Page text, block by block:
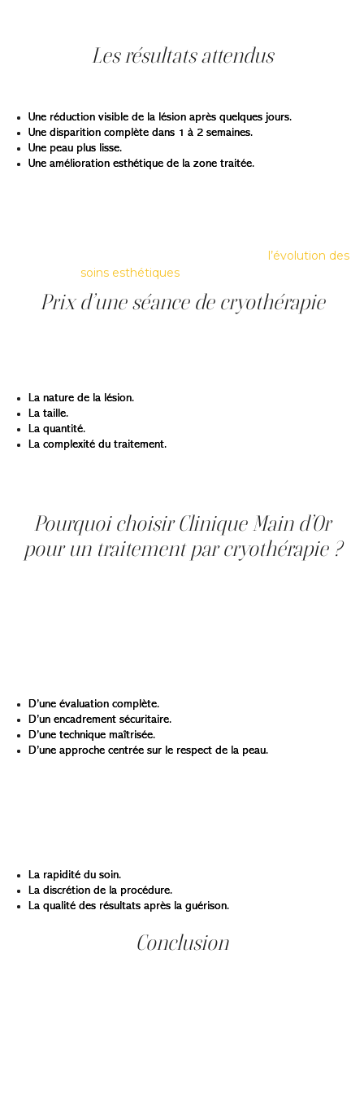
Les résultats attendus
Une réduction visible de la lésion après quelques jours.
Une disparition complète dans 1 à 2 semaines.
Une peau plus lisse.
Une amélioration esthétique de la zone traitée.
l’évolution des
soins esthétiquesau fil des années.
Prix d’une séance de cryothérapie
La nature de la lésion.
La taille.
La quantité.
La complexité du traitement.
Pourquoi choisir Clinique Main d’Or
pour un traitement par cryothérapie ?
D’une évaluation complète.
D’un encadrement sécuritaire.
D’une technique maîtrisée.
D’une approche centrée sur le respect de la peau.
La rapidité du soin.
La discrétion de la procédure.
La qualité des résultats après la guérison.
Conclusion